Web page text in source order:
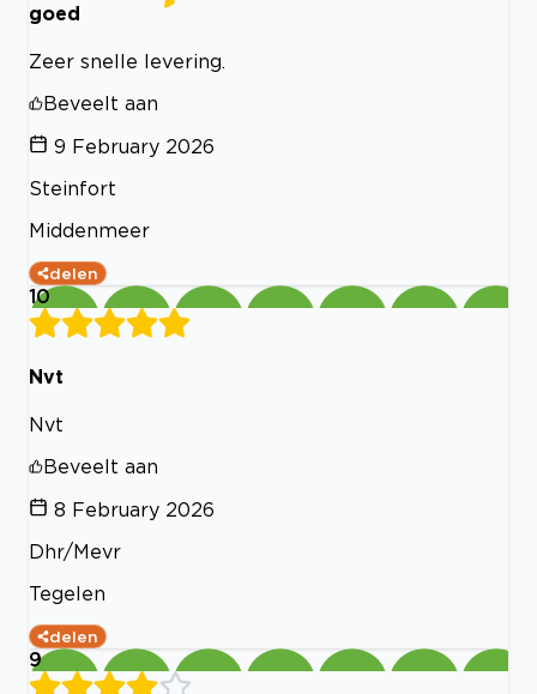
goed
Zeer snelle levering.
Beveelt aan
9 February 2026
Steinfort
Middenmeer
delen
10
Nvt
Nvt
Beveelt aan
8 February 2026
Dhr/Mevr
Tegelen
delen
9